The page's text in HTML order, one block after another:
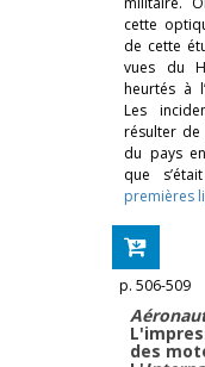
cette
de cette
vues du
heurtés à
Les
résulter
du pays
que
premières
p. 506-509
des